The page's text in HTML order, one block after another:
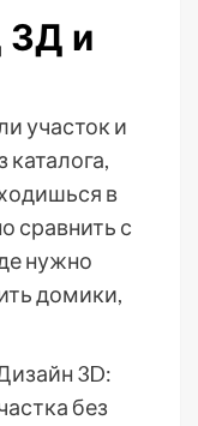
3Д и
участок и
каталога,
в
сравнить с
нужно
домики,